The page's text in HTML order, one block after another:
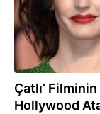
Çatlı’ Filminin
Hollywood